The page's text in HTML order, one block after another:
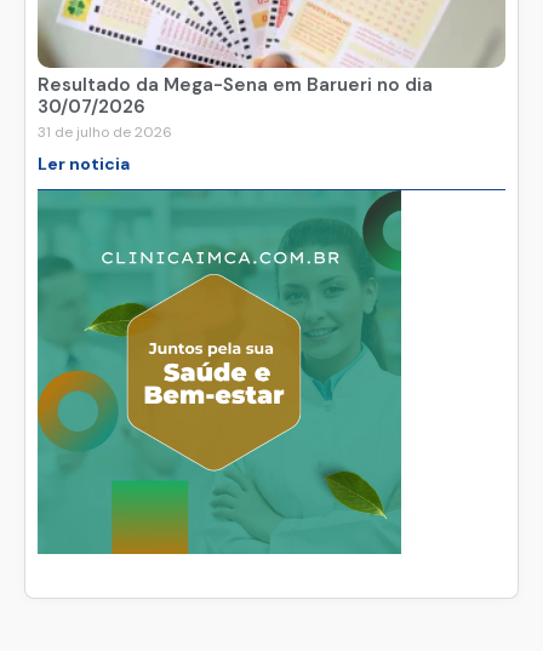
Resultado da Mega-Sena em Barueri no dia
30/07/2026
31 de julho de 2026
Ler noticia